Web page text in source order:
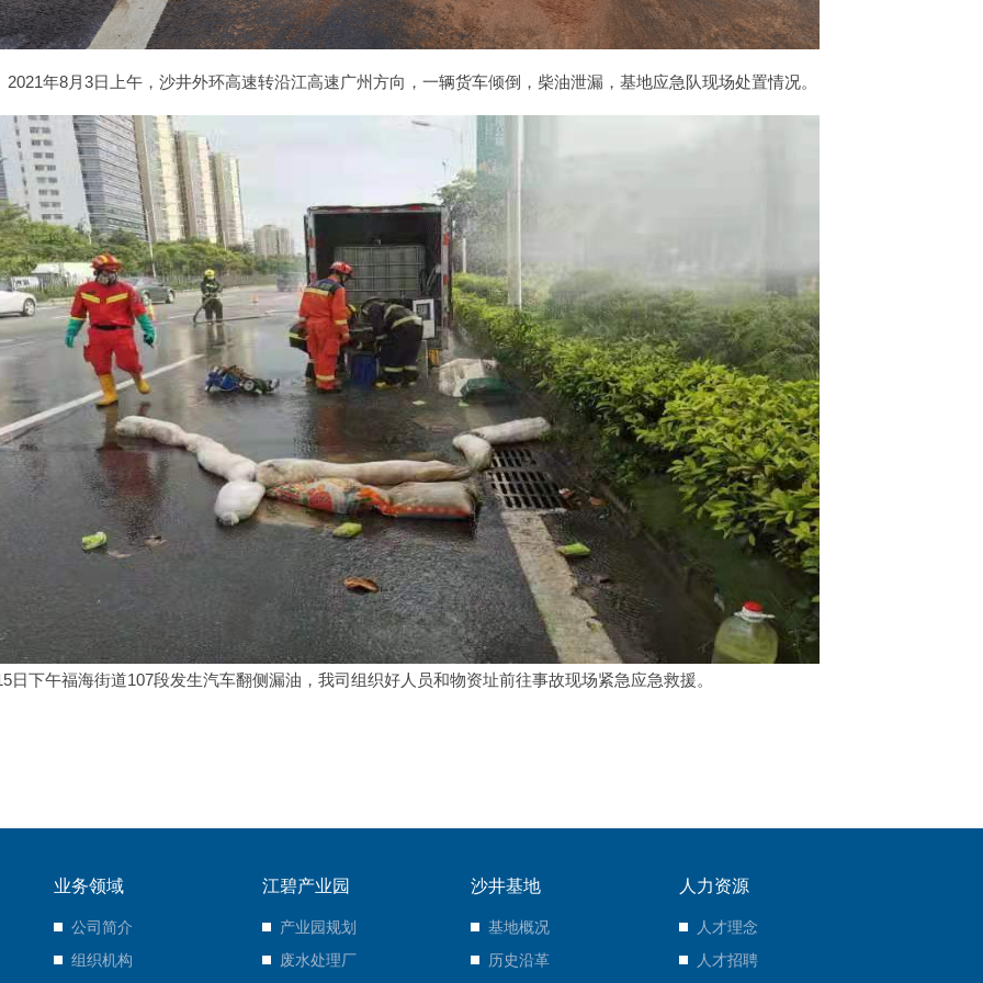
月3日上午，沙井外环高速转沿江高速广州方向，一辆货车倾倒，柴油泄漏，基地应急队现场处置情况。
日下午福海街道107段发生汽车翻侧漏油，我司组织好人员和物资址前往事故现场紧急应急救援。
业务领域
公司简介
组织机构
江碧产业园
产业园规划
废水处理厂
沙井基地
基地概况
历史沿革
人力资源
人才理念
人才招聘